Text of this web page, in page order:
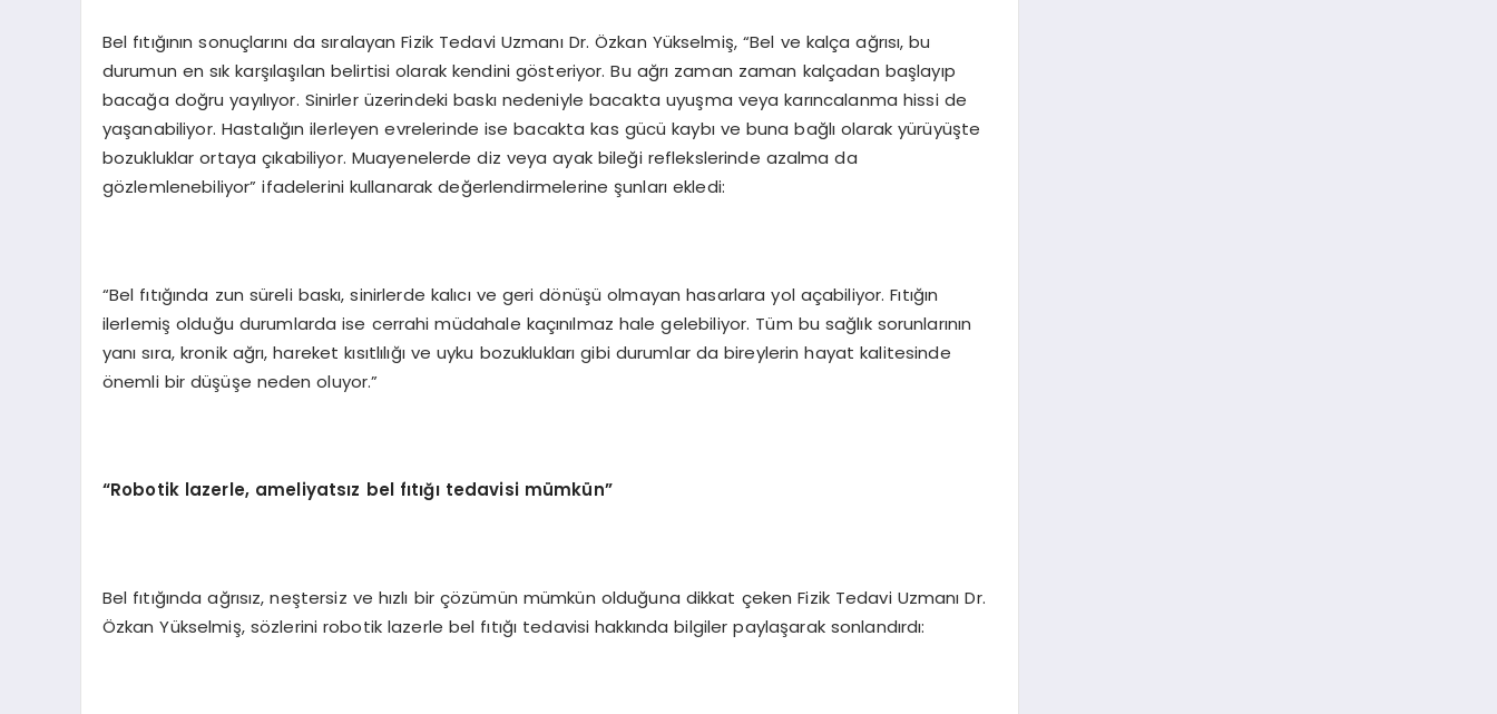
Bel fıtığının sonuçlarını da sıralayan Fizik Tedavi Uzmanı Dr. Özkan Yükselmiş, “Bel ve kalça ağrısı, bu
durumun en sık karşılaşılan belirtisi olarak kendini gösteriyor. Bu ağrı zaman zaman kalçadan başlayıp
bacağa doğru yayılıyor. Sinirler üzerindeki baskı nedeniyle bacakta uyuşma veya karıncalanma hissi de
yaşanabiliyor. Hastalığın ilerleyen evrelerinde ise bacakta kas gücü kaybı ve buna bağlı olarak yürüyüşte
bozukluklar ortaya çıkabiliyor. Muayenelerde diz veya ayak bileği reflekslerinde azalma da
gözlemlenebiliyor” ifadelerini kullanarak değerlendirmelerine şunları ekledi:
“Bel fıtığında zun süreli baskı, sinirlerde kalıcı ve geri dönüşü olmayan hasarlara yol açabiliyor. Fıtığın
ilerlemiş olduğu durumlarda ise cerrahi müdahale kaçınılmaz hale gelebiliyor. Tüm bu sağlık sorunlarının
yanı sıra, kronik ağrı, hareket kısıtlılığı ve uyku bozuklukları gibi durumlar da bireylerin hayat kalitesinde
önemli bir düşüşe neden oluyor.”
“Robotik lazerle, ameliyatsız bel fıtığı tedavisi mümkün”
Bel fıtığında ağrısız, neştersiz ve hızlı bir çözümün mümkün olduğuna dikkat çeken Fizik Tedavi Uzmanı Dr.
Özkan Yükselmiş, sözlerini robotik lazerle bel fıtığı tedavisi hakkında bilgiler paylaşarak sonlandırdı: